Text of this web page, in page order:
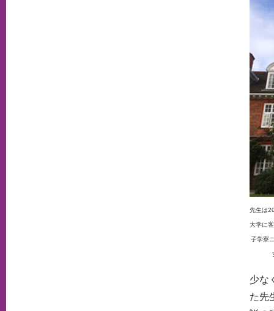
先生は
大学に
子学寮
少な
た先